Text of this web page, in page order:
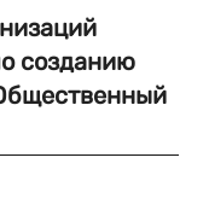
созданию